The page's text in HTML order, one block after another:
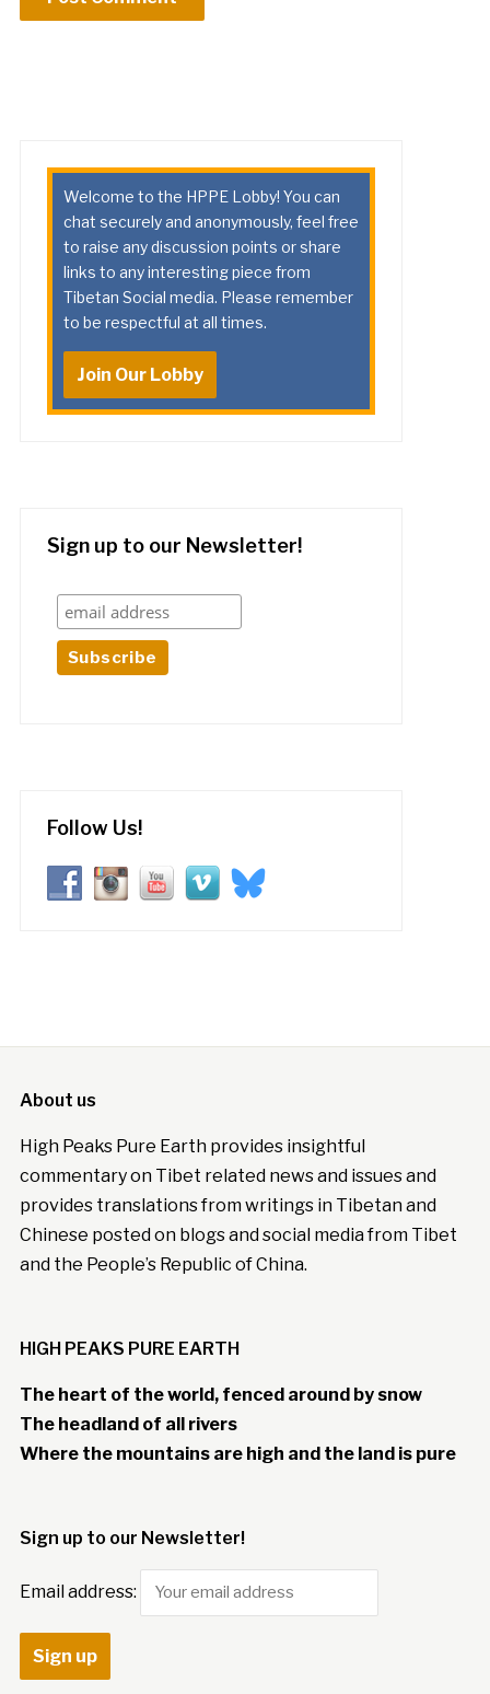
Welcome to the HPPE Lobby! You can
chat securely and anonymously, feel free
to raise any discussion points or share
links to any interesting piece from
Tibetan Social media. Please remember
to be respectful at all times.
Join Our Lobby
Sign up to our Newsletter!
Follow Us!
About us
High Peaks Pure Earth provides insightful
commentary on Tibet related news and issues and
provides translations from writings in Tibetan and
Chinese posted on blogs and social media from Tibet
and the People’s Republic of China.
HIGH PEAKS PURE EARTH
The heart of the world, fenced around by snow
The headland of all rivers
Where the mountains are high and the land is pure
Sign up to our Newsletter!
Email address: